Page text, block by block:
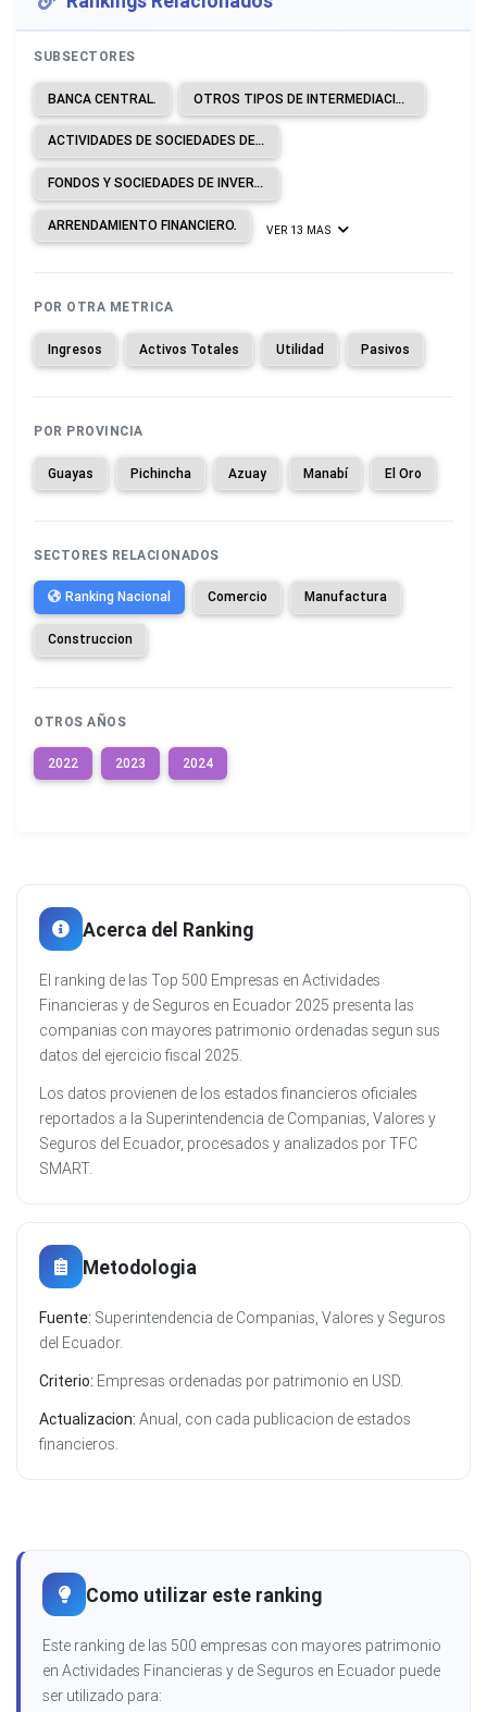
SUBSECTORES
BANCA CENTRAL. OTROS TIPOS DE INTERMEDIACIÓN MONETARIA.
ACTIVIDADES DE SOCIEDADES DE CARTERA.
FONDOS Y SOCIEDADES DE INVERSIÓN Y ENTIDADES FINANCIERAS SIMILARES.
ARRENDAMIENTO FINANCIERO. VER 13 MAS
POR OTRA METRICA
Ingresos Activos Totales Utilidad Pasivos
POR PROVINCIA
Guayas Pichincha Azuay Manabí El Oro
SECTORES RELACIONADOS
Ranking Nacional Comercio Manufactura
Construccion
OTROS AÑOS
2022 2023 2024
Acerca del Ranking
El ranking de las Top 500 Empresas en Actividades
Financieras y de Seguros en Ecuador 2025 presenta las
companias con mayores patrimonio ordenadas segun sus
datos del ejercicio fiscal 2025.
Los datos provienen de los estados financieros oficiales
reportados a la Superintendencia de Companias, Valores y
Seguros del Ecuador, procesados y analizados por TFC
SMART.
Metodologia
Fuente: Superintendencia de Companias, Valores y Seguros
del Ecuador.
Criterio: Empresas ordenadas por patrimonio en USD.
Actualizacion: Anual, con cada publicacion de estados
financieros.
Como utilizar este ranking
Este ranking de las 500 empresas con mayores patrimonio
en Actividades Financieras y de Seguros en Ecuador puede
ser utilizado para: